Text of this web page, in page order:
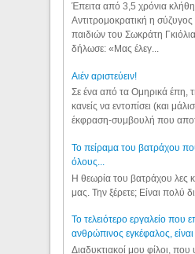
Έπειτα από 3,5 χρόνια
Αντιτρομοκρατική η
παιδιών του Σωκράτη
δήλωσε: «Μας έλεγ...
Aιέν αριστεύειν!
Σε ένα από τα Ομηρικά έπη,
κανείς να εντοπίσει (και
έκφραση-συμβουλή που
Το πείραμα του βατράχου
όλους...
Η θεωρία του βατράχου λες
μας. Την ξέρετε; Είναι πολύ
Το τελειότερο εργαλείο που
ανθρώπινος εγκέφαλος,
Διαδυκτιακοί μου φίλοι, που